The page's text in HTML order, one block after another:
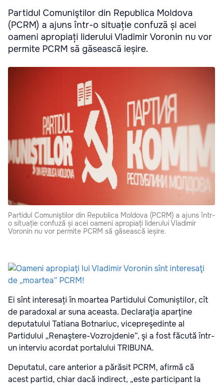
Partidul Comuniştilor din Republica Moldova
(PCRM) a ajuns într-o situație confuză și acei
oameni apropiați liderului Vladimir Voronin nu vor
permite PCRM să găsească ieșire.
Partidul Comuniştilor din Republica Moldova (PCRM) a ajuns într-
o situație confuză și acei oameni apropiați liderului Vladimir
Voronin nu vor permite PCRM să găsească ieșire.
Ei sînt interesați în moartea Partidului Comuniștilor, cît
de paradoxal ar suna aceasta. Declaraţia aparţine
deputatului Tatiana Botnariuc, vicepreşedinte al
Partidului „Renaştere-Vozrojdenie”, şi a fost făcută într-
un interviu acordat portalului TRIBUNA.
Deputatul, care anterior a părăsit PCRM, afirmă că
acest partid, chiar dacă indirect, „este participant la